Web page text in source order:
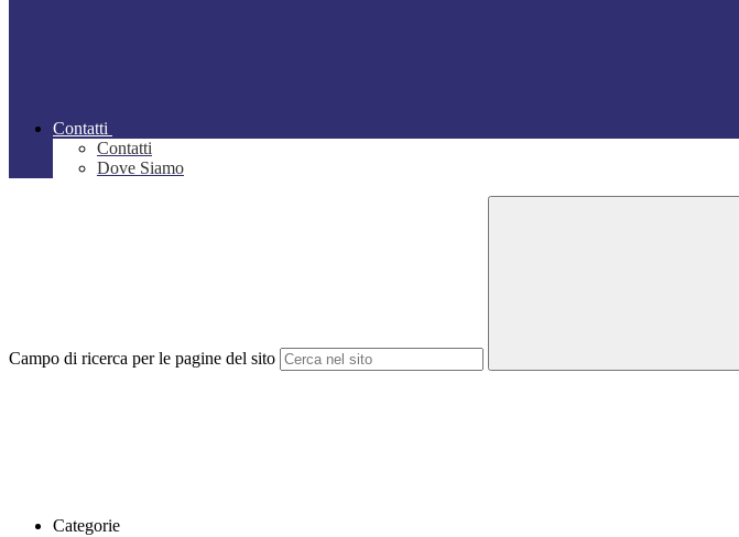
Contatti
Contatti
Dove Siamo
Campo di ricerca per le pagine del sito
Categorie